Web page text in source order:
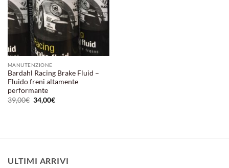
MANUTENZIONE
Bardahl Racing Brake Fluid –
Fluido freni altamente
performante
39,00€ Il
prezzo
34,00€Il
ULTIMI ARRIVI